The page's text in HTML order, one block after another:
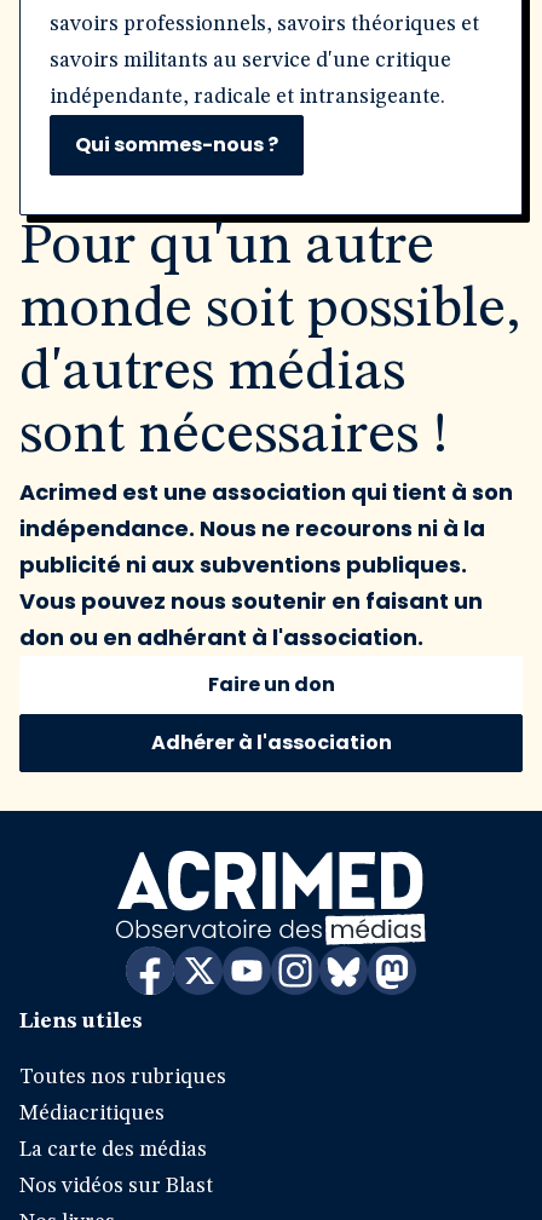
savoirs professionnels, savoirs théoriques et
savoirs militants au service d'une critique
indépendante, radicale et intransigeante.
Qui sommes-nous ?
Pour qu'un autre
monde soit possible,
d'autres médias
sont nécessaires !
Acrimed est une association qui tient à son
indépendance. Nous ne recourons ni à la
publicité ni aux subventions publiques.
Vous pouvez nous soutenir en faisant un
don ou en adhérant à l'association.
Faire un don
Adhérer à l'association
Liens utiles
Toutes nos rubriques
Médiacritiques
La carte des médias
Nos vidéos sur Blast